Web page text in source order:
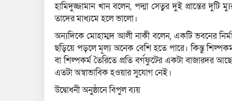
হামিদুজ্জামান খান বলেন, পদ্মা সেতুর দুই প্রান্তের
তাদের মাধ্যমে হলে ভালো।
অন্যদিকে মোহাম্মদ আলী নাকী বলেন, একটি ভবনের
ছড়িয়ে পড়লে মূল্য অনেক বেশি হতে পারে। কিন্তু
বা শিল্পকর্ম তৈরিতে প্রতি বর্গফুটের একটা বাজারদর
এতটা অস্বাভাবিক হওয়ার সুযোগ নেই।
উদ্বোধনী অনুষ্ঠানে বিপুল ব্যয়